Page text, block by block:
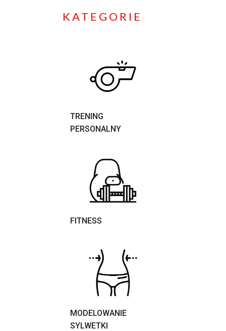
KATEGORIE
TRENING
PERSONALNY
FITNESS
MODELOWANIE
SYLWETKI